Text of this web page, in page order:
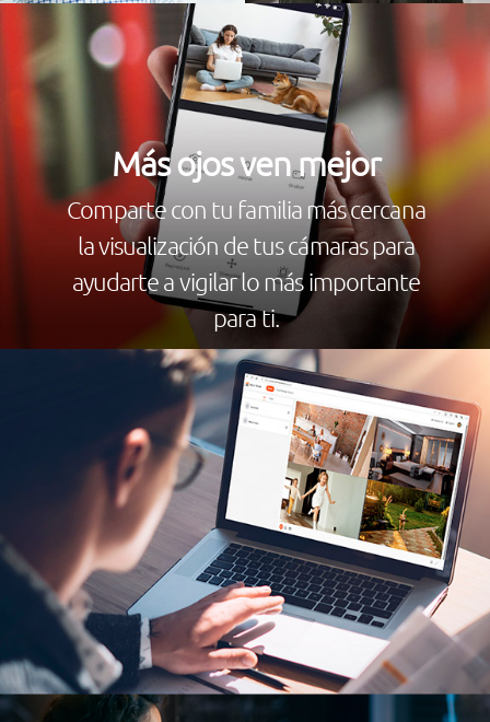
Más ojos ven mejor
Comparte con tu familia más cercana
la visualización de tus cámaras para
ayudarte a vigilar lo más importante
para ti.